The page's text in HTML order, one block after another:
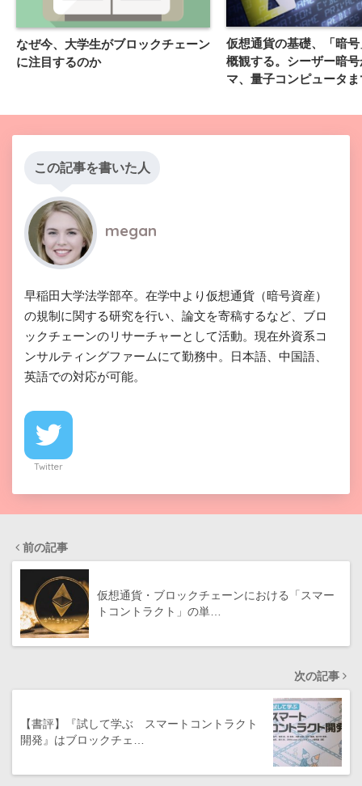
なぜ今、大学生がブロックチェーン
に注目するのか
仮想通貨の基礎、「暗
概観する。シーザー暗
マ、量子コンピュータ
この記事を書いた人
megan
早稲田大学法学部卒。在学中より仮想通貨（暗号資産）
の規制に関する研究を行い、論文を寄稿するなど、ブロ
ックチェーンのリサーチャーとして活動。現在外資系コ
ンサルティングファームにて勤務中。日本語、中国語、
英語での対応が可能。
Twitter
前の記事
仮想通貨・ブロックチェーンにおける「スマー
トコントラクト」の単…
次の記事
【書評】『試して学ぶ スマートコントラクト
開発』はブロックチェ…